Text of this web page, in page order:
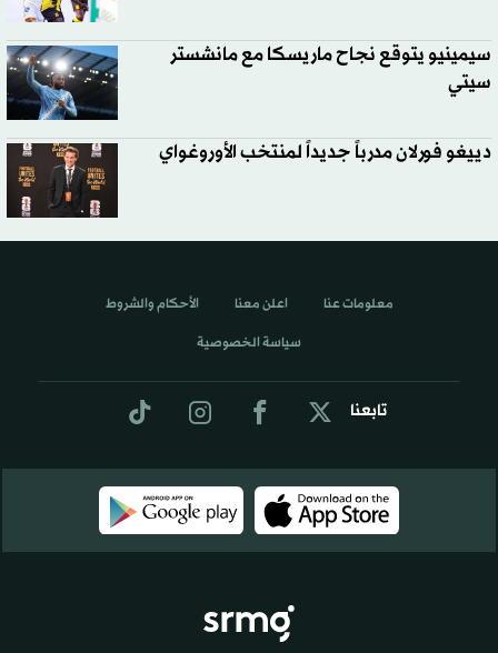
سيمينيو يتوقع نجاح ماريسكا مع مانشستر
سيتي
دييغو فورلان مدرباً جديداً لمنتخب الأوروغواي
تابعنا
معلومات عنا اعلن معنا الأحكام والشروط
سياسة الخصوصية